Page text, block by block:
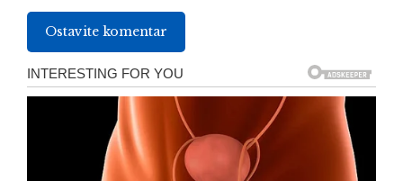
Ostavite komentar